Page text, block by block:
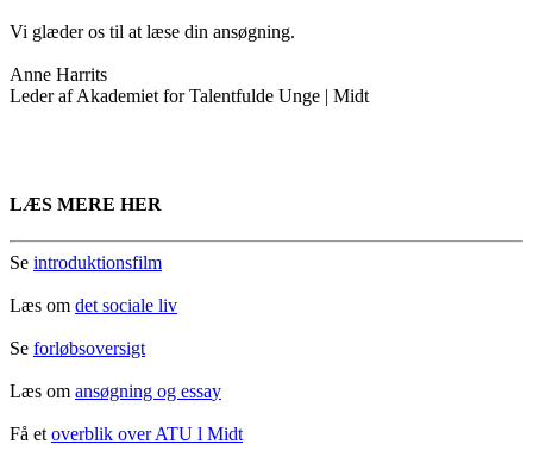
Vi glæder os til at læse din ansøgning.
Anne Harrits
Leder af Akademiet for Talentfulde Unge | Midt
LÆS MERE HER
Se introduktionsfilm
Læs om det sociale liv
Se forløbsoversigt
Læs om ansøgning og essay
Få et overblik over ATU l Midt